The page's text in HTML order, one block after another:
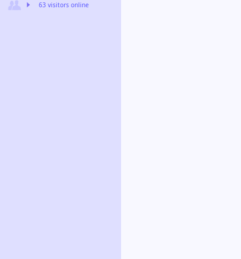
63 visitors online